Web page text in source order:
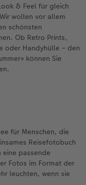
& Feel für gleich
wollen vor allem
schönsten
Ob Retro Prints,
oder Handyhülle – den
können Sie
für Menschen, die
Reisefotobuch
passende
Fotos im Format der
leuchten, wenn sie